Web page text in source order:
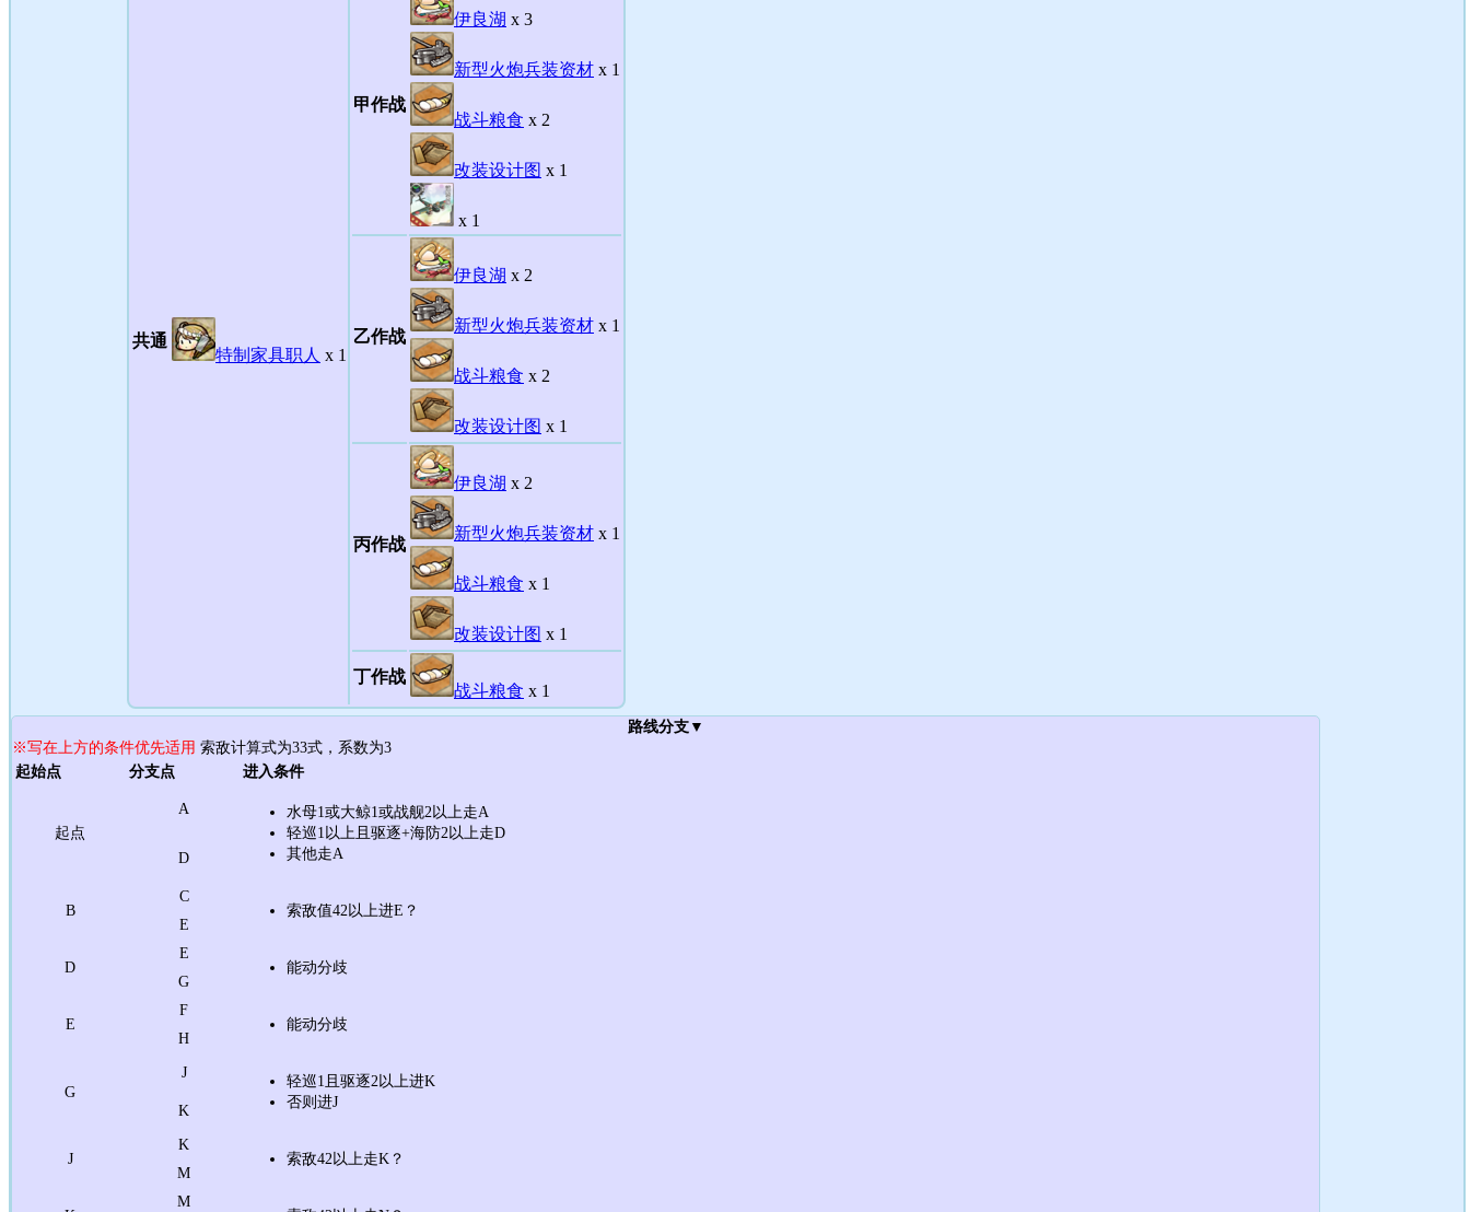
共通
特制家具职人 x 1
甲作战
伊良湖 x 3
新型火炮兵装资材 x 1
战斗粮食 x 2
改装设计图 x 1
x 1
乙作战
伊良湖 x 2
新型火炮兵装资材 x 1
战斗粮食 x 2
改装设计图 x 1
丙作战
伊良湖 x 2
新型火炮兵装资材 x 1
战斗粮食 x 1
改装设计图 x 1
丁作战
战斗粮食 x 1
路线分支▼
※写在上方的条件优先适用 索敌计算式为33式，系数为3
起始点
分支点 进入条件
起点
A
水母1或大鲸1或战舰2以上走A
轻巡1以上且驱逐+海防2以上走D
其他走A
D
B
C
索敌值42以上进E？
E
D
E
能动分歧
G
E
F
能动分歧
H
G
J
轻巡1且驱逐2以上进K
否则进J
K
J
K
索敌42以上走K？
M
M